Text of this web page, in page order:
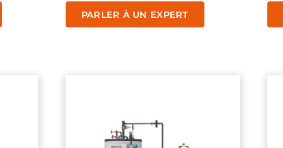
PARLER À UN EXPERT